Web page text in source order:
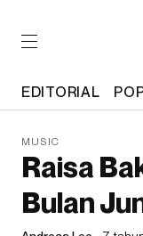
EDITORIAL
MUSIC
Raisa
Bulan